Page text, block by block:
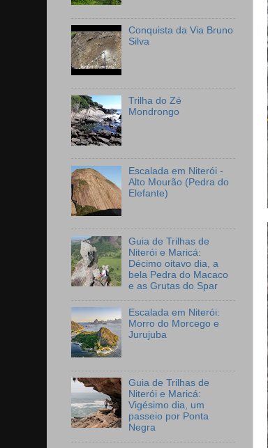
Conquista da Via Bruno
Silva
Trilha do Zé
Mondrongo
Escalada em Niterói -
Alto Mourão (Pedra do
Elefante)
Guia de Trilhas de
Niterói e Maricá:
Décimo oitavo dia, a
bela Pedra do Macaco
e as Grutas do Spar
Escalada em Niterói:
Morro do Morcego e
Jurujuba
Guia de Trilhas de
Niterói e Maricá:
Vigésimo dia, um
passeio por Ponta
Negra